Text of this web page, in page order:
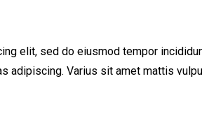
elit, sed do eiusmod tempor
adipiscing. Varius sit amet mattis